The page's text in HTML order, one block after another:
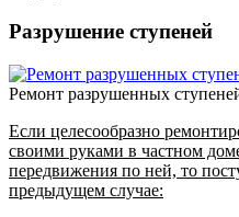
Разрушение ступеней
Ремонт разрушенных
Если целесообразно
своими руками в частном
передвижения по ней, то
предыдущем случае: